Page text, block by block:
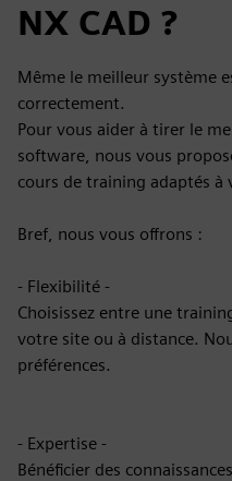
NX CAD ?
Même le meilleur système
correctement.
Pour vous aider à tirer le
software, nous vous
cours de training adaptés à
Bref, nous vous offrons :
- Flexibilité -
Choisissez entre une
votre site ou à distance.
préférences.
- Expertise -
Bénéficier des